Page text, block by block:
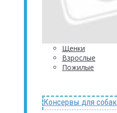
Щенки
Взрослые
Пожилые
Консервы для собак